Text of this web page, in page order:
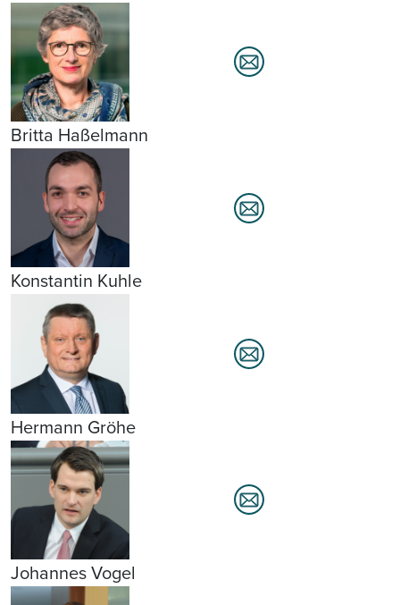
Britta Haßelmann
Konstantin Kuhle
Hermann Gröhe
Johannes Vogel